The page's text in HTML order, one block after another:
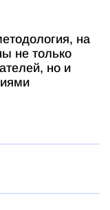
на
не только
но и